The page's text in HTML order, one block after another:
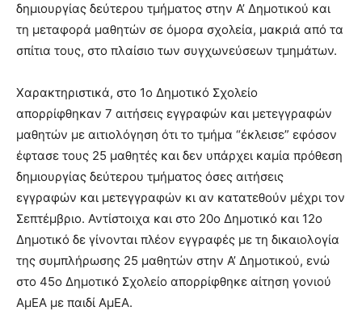
δημιουργίας δεύτερου τμήματος στην Α’ Δημοτικού και
τη μεταφορά μαθητών σε όμορα σχολεία, μακριά από τα
σπίτια τους, στο πλαίσιο των συγχωνεύσεων τμημάτων.
Χαρακτηριστικά, στο 1ο Δημοτικό Σχολείο
απορρίφθηκαν 7 αιτήσεις εγγραφών και μετεγγραφών
μαθητών με αιτιολόγηση ότι το τμήμα “έκλεισε” εφόσον
έφτασε τους 25 μαθητές και δεν υπάρχει καμία πρόθεση
δημιουργίας δεύτερου τμήματος όσες αιτήσεις
εγγραφών και μετεγγραφών κι αν κατατεθούν μέχρι τον
Σεπτέμβριο. Αντίστοιχα και στο 20ο Δημοτικό και 12ο
Δημοτικό δε γίνονται πλέον εγγραφές με τη δικαιολογία
της συμπλήρωσης 25 μαθητών στην Α’ Δημοτικού, ενώ
στο 45ο Δημοτικό Σχολείο απορρίφθηκε αίτηση γονιού
ΑμΕΑ με παιδί ΑμΕΑ.